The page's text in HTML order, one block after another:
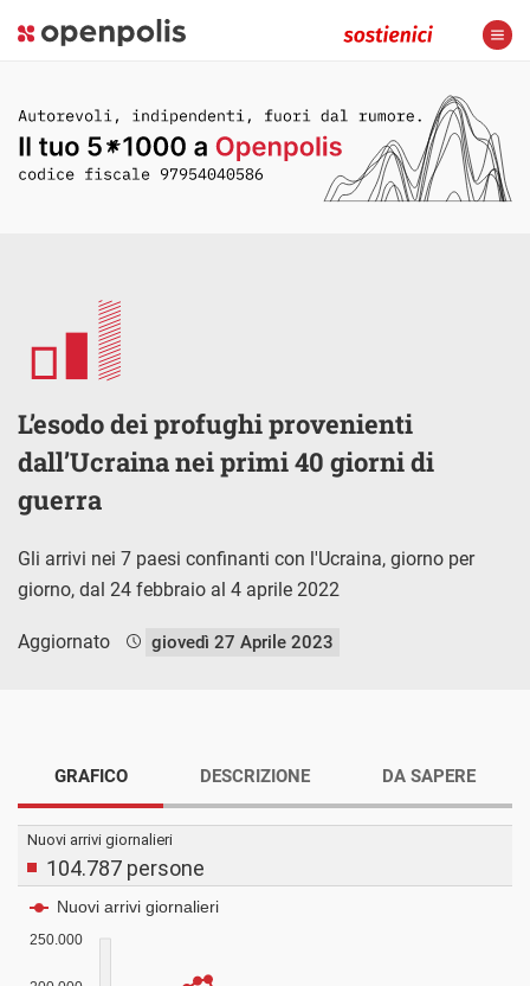
L’esodo dei profughi provenienti
dall’Ucraina nei primi 40 giorni di
guerra
Gli arrivi nei 7 paesi confinanti con l'Ucraina, giorno per
giorno, dal 24 febbraio al 4 aprile 2022
Aggiornato giovedì 27 Aprile 2023
GRAFICO DESCRIZIONE DA SAPERE